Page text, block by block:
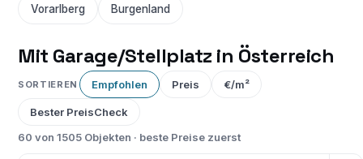
Vorarlberg Burgenland
Mit Garage/Stellplatz in Österreich
SORTIEREN Empfohlen Preis €/m²
Bester PreisCheck
60 von 1505 Objekten · beste Preise zuerst